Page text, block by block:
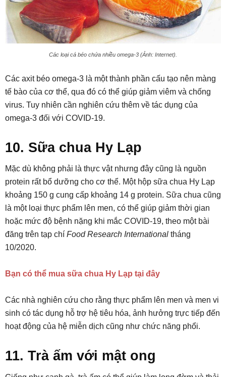
Các loại cá béo chứa nhiều omega-3 (Ảnh: Internet).
Các axit béo omega-3 là một thành phần cấu tạo nên màng
tế bào của cơ thể, qua đó có thể giúp giảm viêm và chống
virus. Tuy nhiên cần nghiên cứu thêm về tác dụng của
omega-3 đối với COVID-19.
10. Sữa chua Hy Lạp
Mặc dù không phải là thực vật nhưng đây cũng là nguồn
protein rất bổ dưỡng cho cơ thể. Một hộp sữa chua Hy Lạp
khoảng 150 g cung cấp khoảng 14 g protein. Sữa chua cũng
là một loại thực phẩm lên men, có thể giúp giảm thời gian
hoặc mức độ bệnh nặng khi mắc COVID-19, theo một bài
đăng trên tạp chí Food Research International tháng
10/2020.
Bạn có thể mua sữa chua Hy Lạp tại đây
Các nhà nghiên cứu cho rằng thực phẩm lên men và men vi
sinh có tác dụng hỗ trợ hệ tiêu hóa, ảnh hưởng trực tiếp đến
hoạt động của hệ miễn dịch cũng như chức năng phổi.
11. Trà ấm với mật ong